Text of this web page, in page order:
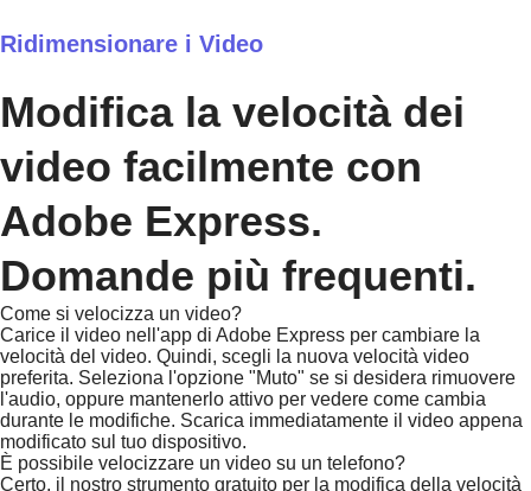
Ridimensionare i Video
Modifica la velocità dei
video facilmente con
Adobe Express.
Domande più frequenti.
Come si velocizza un video?
Carice il video nell'app di Adobe Express per cambiare la
velocità del video. Quindi, scegli la nuova velocità video
preferita. Seleziona l'opzione "Muto" se si desidera rimuovere
l'audio, oppure mantenerlo attivo per vedere come cambia
durante le modifiche. Scarica immediatamente il video appena
modificato sul tuo dispositivo.
È possibile velocizzare un video su un telefono?
Certo, il nostro strumento gratuito per la modifica della velocità